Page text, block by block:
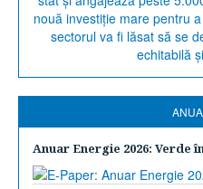
Anuar Energie 2026: Verde